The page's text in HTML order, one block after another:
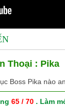
Thoại : Pika
Boss Pika nào
65 / 70. Làm